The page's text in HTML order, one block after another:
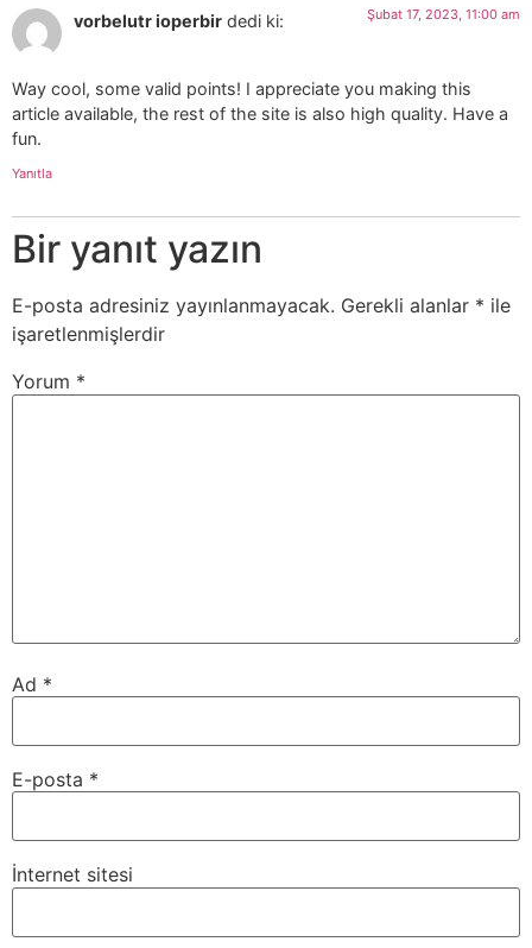
vorbelutr ioperbir dedi ki: Şubat 17, 2023, 11:00 am
Way cool, some valid points! I appreciate you making this
article available, the rest of the site is also high quality. Have a
fun.
Yanıtla
Bir yanıt yazın
E-posta adresiniz yayınlanmayacak. Gerekli alanlar * ile
işaretlenmişlerdir
Yorum *
Ad *
E-posta *
İnternet sitesi